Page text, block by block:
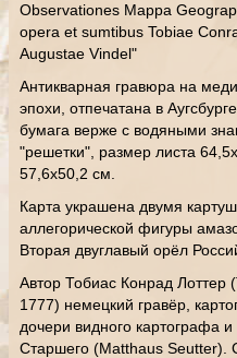
Observationes Mappa
opera et sumtibus Tobiae
Augustae Vindel"
Антикварная гравюра на
эпохи, отпечатана в
бумага верже с водяными
"решетки", размер листа
57,6х50,2 см.
Карта украшена двумя
аллегорической фигуры
Вторая двуглавый орёл
Автор Тобиас Конрад Лоттер
1777) немецкий гравёр,
дочери видного картографа
Старшего (Matthaus Seutter).